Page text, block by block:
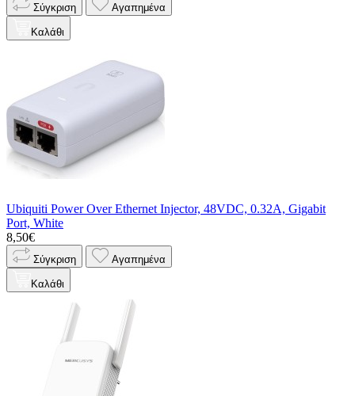
Σύγκριση Αγαπημένα
Καλάθι
Ubiquiti Power Over Ethernet Injector, 48VDC, 0.32A, Gigabit
Port, White
8,50€
Σύγκριση Αγαπημένα
Καλάθι